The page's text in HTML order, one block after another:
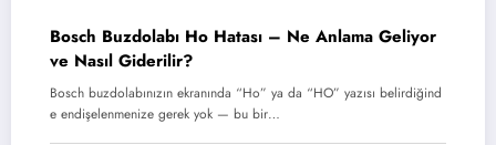
Bosch Buzdolabı Ho Hatası – Ne Anlama Geliyor
ve Nasıl Giderilir?
Bosch buzdolabınızın ekranında “Ho” ya da “HO” yazısı belirdiğind
e endişelenmenize gerek yok — bu bir…